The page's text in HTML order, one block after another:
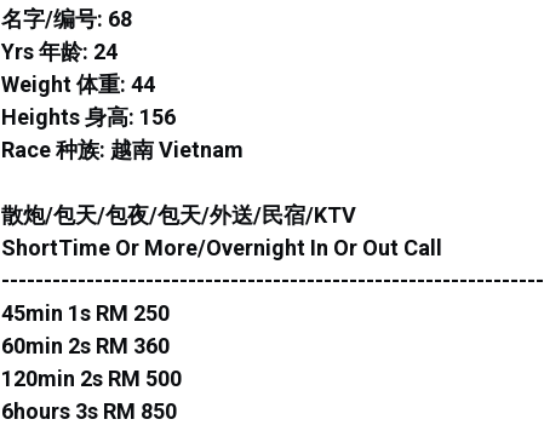
名字/编号: 68
Yrs 年龄: 24
Weight 体重: 44
Heights 身高: 156
Race 种族: 越南 Vietnam
散炮/包天/包夜/包天/外送/民宿/KTV
ShortTime Or More/Overnight In Or Out Call
----------------------------------------------------------------
45min 1s RM 250
60min 2s RM 360
120min 2s RM 500
6hours 3s RM 850